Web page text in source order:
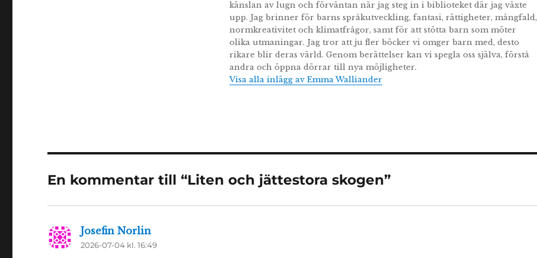
känslan av lugn och förväntan när jag steg in i biblioteket där jag växte
upp. Jag brinner för barns språkutveckling, fantasi, rättigheter, mångfald,
normkreativitet och klimatfrågor, samt för att stötta barn som möter
olika utmaningar. Jag tror att ju fler böcker vi omger barn med, desto
rikare blir deras värld. Genom berättelser kan vi spegla oss själva, förstå
andra och öppna dörrar till nya möjligheter.
Visa alla inlägg av Emma Walliander
En kommentar till “Liten och jättestora skogen”
Josefin Norlin
2026-07-04 kl. 16:49